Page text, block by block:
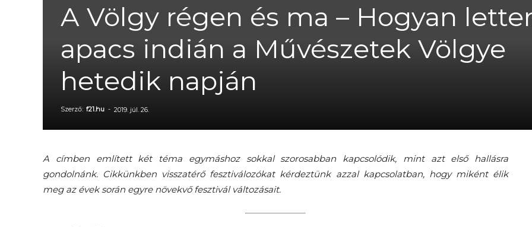
A
A Völgy régen és ma – Hogyan
apacs indián a Művészetek Völgye
hetedik napján
Szerző: f21.hu - 2019. júl. 26.
A címben említett két téma egymáshoz sokkal szorosabban kapcsolódik, mint azt első hallásra
gondolnánk. Cikkünkben visszatérő fesztiválozókat kérdeztünk azzal kapcsolatban, hogy miként élik
meg az évek során egyre növekvő fesztivál változásait.